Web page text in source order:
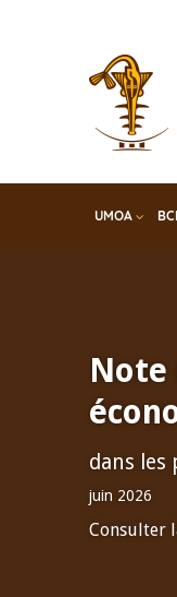
UMOA
Note
dans les
juin 2026
Consulter